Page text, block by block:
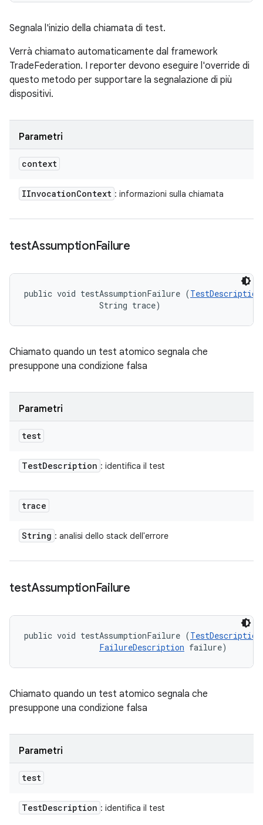
Segnala l'inizio della chiamata di test.
Verrà chiamato automaticamente dal framework
TradeFederation. I reporter devono eseguire l'override di
questo metodo per supportare la segnalazione di più
dispositivi.
Parametri
context
IInvocationContext : informazioni sulla chiamata
testAssumptionFailure
public void testAssumptionFailure (TestDescription
                String trace)
Chiamato quando un test atomico segnala che
presuppone una condizione falsa
Parametri
test
TestDescription : identifica il test
trace
String : analisi dello stack dell'errore
testAssumptionFailure
public void testAssumptionFailure (TestDescription
FailureDescription failure)
Chiamato quando un test atomico segnala che
presuppone una condizione falsa
Parametri
test
TestDescription : identifica il test